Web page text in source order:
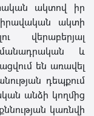
ակտով իր
ակտի
վերաբերյալ
և
են առավել
դեպքում
անձի կողմից
կառնվի